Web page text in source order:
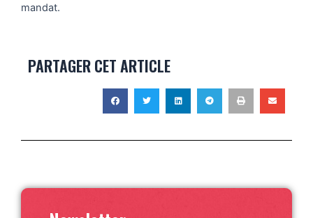
mandat.
PARTAGER CET ARTICLE